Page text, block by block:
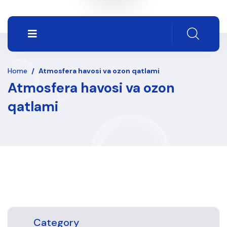
Home / Atmosfera havosi va ozon qatlami
Atmosfera havosi va ozon
qatlami
Category